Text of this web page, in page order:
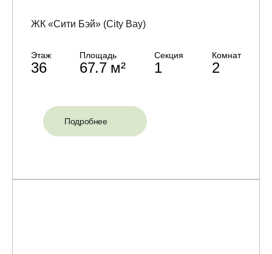
ЖК «Сити Бэй» (City Bay)
Этаж
36
Площадь
67.7 м²
Секция
1
Комнат
2
Подробнее